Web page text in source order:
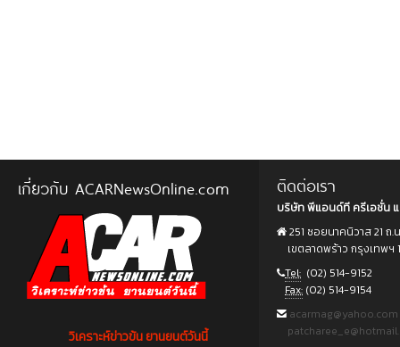
เกี่ยวกับ ACARNewsOnline.com
วิเคราะห์ข่าวข้น ยานยนต์วันนี้
ติดต่อเรา
บริษัท พีแอนด์ที ครีเอชั่น
251 ซอยนาคนิวาส 21 ถ
เขตลาดพร้าว กรุงเทพฯ
Tel: (02) 514-9152
Fax: (02) 514-9154
acarmag@yahoo.com